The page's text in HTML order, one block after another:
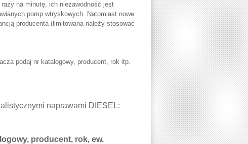
na minutę, ich niezawodność jest
pomp wtryskowych. Natomiast nowe
producenta (limitowana należy stosować
podaj nr katalogowy, producent, rok itp.
naprawami DIESEL:
producent, rok, ew.